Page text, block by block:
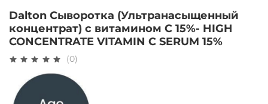
Dalton Сыворотка (Ультранасыщенный
концентрат) с витамином C 15%- HIGH
CONCENTRATE VITAMIN C SERUM 15%
(0)